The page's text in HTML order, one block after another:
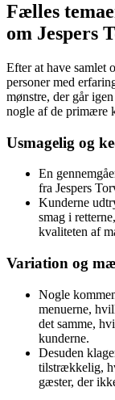
Fælles
om Jespers
Efter at have samlet
personer med
mønstre, der går
nogle af de primære
Usmagelig og
En
fra Jespers
Kunderne
smag i
kvaliteten af
Variation og
Nogle
menuerne,
det samme,
kunderne.
Desuden
tilstrækkelig,
gæster, der